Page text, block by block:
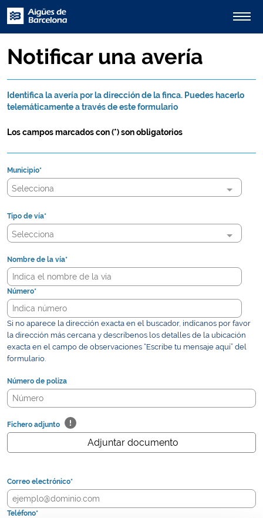
Notificar una avería
Identifica la avería por la dirección de la finca. Puedes hacerlo
telemáticamente a través de este formulario
Los campos marcados con (*) son obligatorios
Municipio*
Selecciona
Tipo de vía*
Selecciona
Nombre de la vía*
Número*
Si no aparece la dirección exacta en el buscador, indícanos por favor
la dirección más cercana y descríbenos los detalles de la ubicación
exacta en el campo de observaciones “Escribe tu mensaje aquí” del
formulario.
Número de poliza
Fichero adjunto
Adjuntar documento
Correo electrónico*
Teléfono*